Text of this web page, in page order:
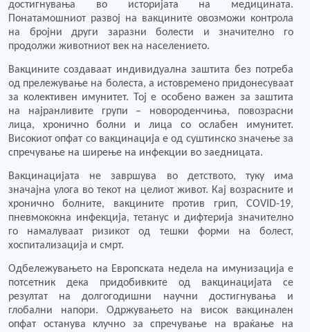
достигнувања во историјата на медицината.
Понатамошниот развој на вакцините овозможи контрола
на бројни други заразни болести и значително го
продолжи животниот век на населението.
Вакцините создаваат индивидуална заштита без потреба
од прележување на болеста, а истовремено придонесуваат
за колективен имунитет. Тој е особено важен за заштита
на најранливите групи – новороденчиња, повозрасни
лица, хронично болни и лица со ослабен имунитет.
Високиот опфат со вакцинација е од суштинско значење за
спречување на ширење на инфекции во заедницата.
Вакцинацијата не завршува во детството, туку има
значајна улога во текот на целиот живот. Кај возрасните и
хронично болните, вакцините против грип, COVID-19,
пневмококна инфекција, тетанус и дифтерија значително
го намалуваат ризикот од тешки форми на болест,
хоспитализација и смрт.
Одбележувањето на Европската недела на имунизација е
потсетник дека придобивките од вакцинацијата се
резултат на долгогодишни научни достигнувања и
глобални напори. Одржувањето на висок вакцинален
опфат останува клучно за спречување на враќање на